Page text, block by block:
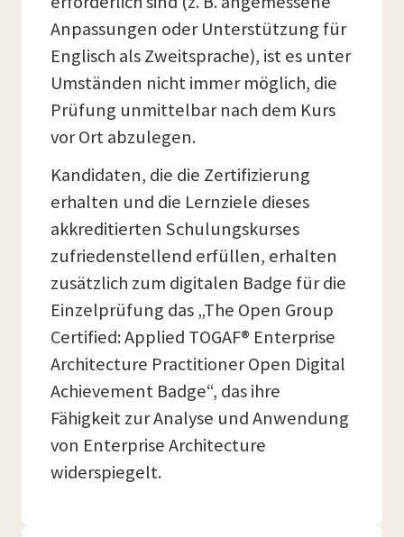
Anpassungen oder Unterstützung für
Englisch als Zweitsprache), ist es unter
Umständen nicht immer möglich, die
Prüfung unmittelbar nach dem Kurs
vor Ort abzulegen.
Kandidaten, die die Zertifizierung
erhalten und die Lernziele dieses
akkreditierten Schulungskurses
zufriedenstellend erfüllen, erhalten
zusätzlich zum digitalen Badge für die
Einzelprüfung das „The Open Group
Certified: Applied TOGAF® Enterprise
Architecture Practitioner Open Digital
Achievement Badge“, das ihre
Fähigkeit zur Analyse und Anwendung
von Enterprise Architecture
widerspiegelt.